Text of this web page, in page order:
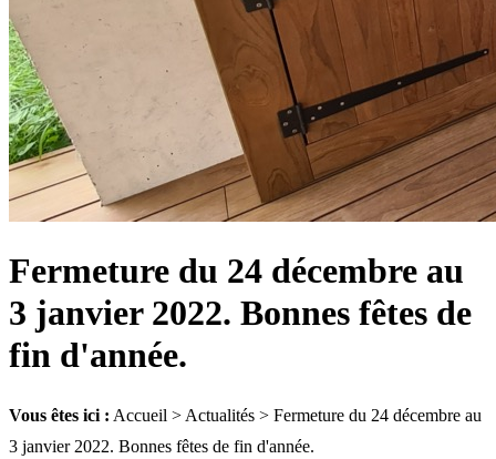
Fermeture du 24 décembre au
3 janvier 2022. Bonnes fêtes de
fin d'année.
Vous êtes ici : Accueil > Actualités > Fermeture du 24 décembre au
3 janvier 2022. Bonnes fêtes de fin d'année.